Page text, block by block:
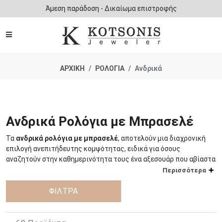
Άμεση παράδοση - Δικαίωμα επιστροφής
ΑΡΧΙΚΗ ΡΟΛΟΓΙΑ Ανδρικά
Ανδρικά Ρολόγια με Μπρασελέ
Τα ανδρικά ρολόγια με μπρασελέ, αποτελούν μια διαχρονική
επιλογή ανεπιτήδευτης κομψότητας, ειδικά για όσους
αναζητούν στην καθημερινότητα τους ένα αξεσουάρ που αβίαστα
Ανάλογα με το είδος του μπρασελέ, τα
του είδους, μπορούν να υποστηρίξουν κάθε περίσταση και να
ταιριάξουν με κάθε ντύσιμο. Τα ρολόγια που διαθέτουν
Περισσότερα
ΦΙΛΤΡΑ